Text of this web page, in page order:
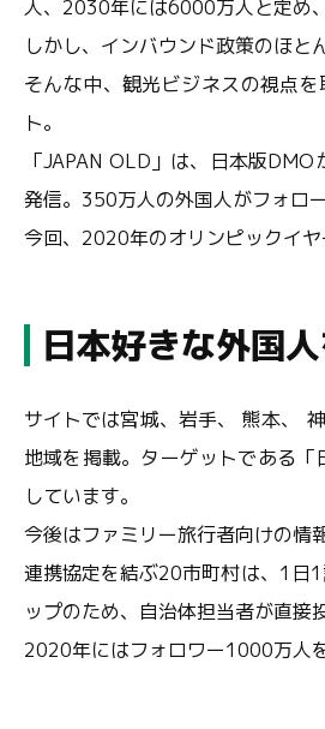
人、2030年には6000万人と定め
しかし、インバウンド政策のほ
そんな中、観光ビジネスの視点
ト。
「JAPAN OLD」は、日本版
発信。350万人の外国人がフォロ
今回、2020年のオリンピックイ
日本好きな外国
サイトでは宮城、岩手、 熊本、
地域を掲載。ターゲットである
しています。
今後はファミリー旅行者向けの情
連携協定を結ぶ20市町村は、1日
ップのため、自治体担当者が直接
2020年にはフォロワー1000万人